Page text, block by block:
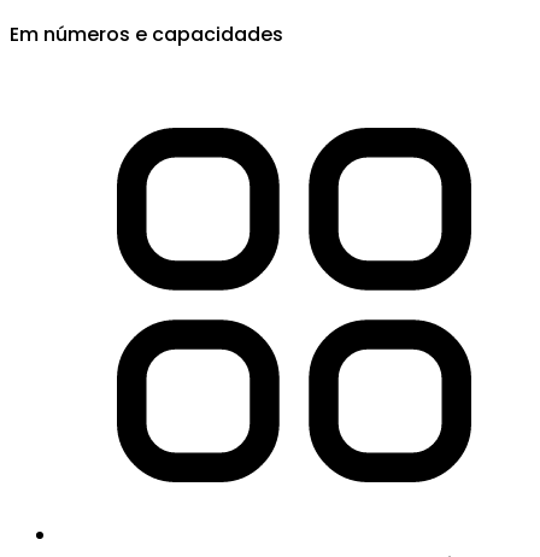
Em números e capacidades